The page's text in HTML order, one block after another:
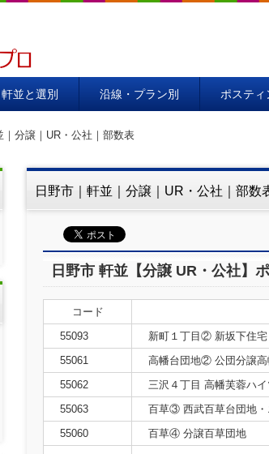
100％
軒並と選別 沿線・プラン別 ポステ
｜分譲｜UR・公社｜部数表
日野市｜軒並｜分譲｜UR・公社｜部数
日野市 軒並【分譲 UR・公社】
コード
55093
新町１丁目② 新坂下住宅
55061
高幡台団地② 公団分譲高
55062
三沢４丁目 高幡芙蓉ハイ
55063
百草③ 西武百草台団地・
55060
百草④ 分譲百草団地